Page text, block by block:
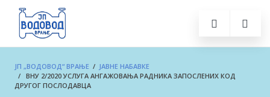
ЈП „ВОДОВОД“ ВРАЊЕ / ЈАВНЕ НАБАВКЕ
/ ВНУ 2/2020 УСЛУГА АНГАЖОВАЊА РАДНИКА ЗАПОСЛЕНИХ КОД
ДРУГОГ ПОСЛОДАВЦА